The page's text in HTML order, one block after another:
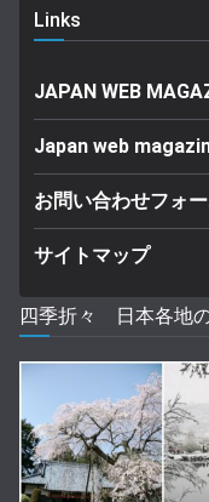
Links
JAPAN WEB
Japan web
お問い合わせフォ
サイトマップ
四季折々 日本各地